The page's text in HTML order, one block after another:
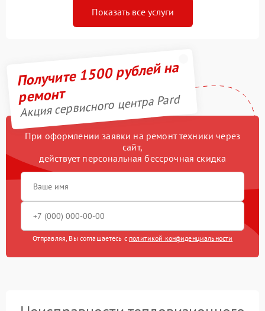
Показать все услуги
Получите 1500 рублей на
ремонт
Акция сервисного центра Pard
При оформлении заявки на ремонт техники через
сайт,
действует персональная бессрочная скидка
Отправляя, Вы соглашаетесь с политикой конфиденциальности